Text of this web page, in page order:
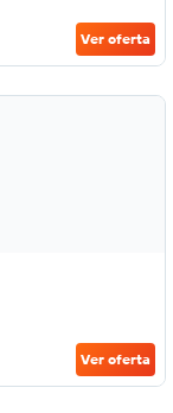
Ver oferta
Ver oferta